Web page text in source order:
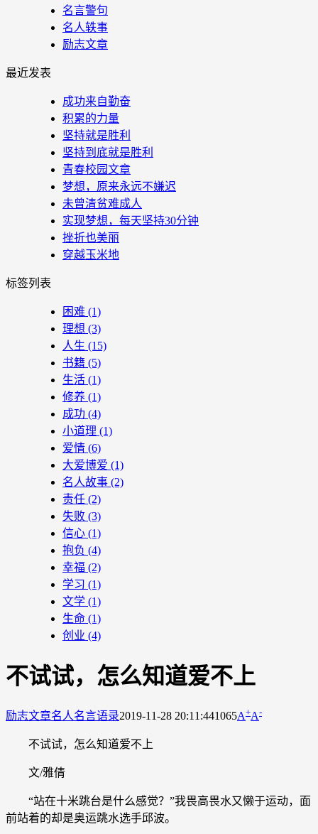
名言警句
名人轶事
励志文章
最近发表
成功来自勤奋
积累的力量
坚持就是胜利
坚持到底就是胜利
青春校园文章
梦想，原来永远不嫌迟
未曾清贫难成人
实现梦想，每天坚持30分钟
挫折也美丽
穿越玉米地
标签列表
困难 (1)
理想 (3)
人生 (15)
书籍 (5)
生活 (1)
修养 (1)
成功 (4)
小道理 (1)
爱情 (6)
大爱博爱 (1)
名人故事 (2)
责任 (2)
失败 (3)
信心 (1)
抱负 (4)
幸福 (2)
学习 (1)
文学 (1)
生命 (1)
创业 (4)
不试试，怎么知道爱不上
励志文章名人名言语录2019-11-28 20:11:441065A+A-
不试试，怎么知道爱不上
文/雅倩
“站在十米跳台是什么感觉？”我畏高畏水又懒于运动，面
前站着的却是奥运跳水选手邱波。